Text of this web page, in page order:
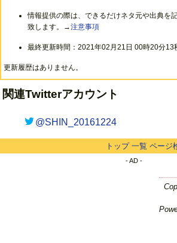
情報提供の際は、できるだけネタ元や出典を
致します。→注意事項
最終更新時間：2021年02月21日 00時20分13
更新履歴はありません。
関連Twitterアカウント
@SHIN_20161224
トップ 一覧 ページ
- AD -